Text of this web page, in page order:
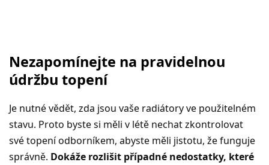
Nezapomínejte na pravidelnou
údržbu topení
Je nutné vědět, zda jsou vaše radiátory ve použitelném
stavu. Proto byste si měli v létě nechat zkontrolovat
své topení odborníkem, abyste měli jistotu, že funguje
správně. Dokáže rozlišit případné nedostatky, které